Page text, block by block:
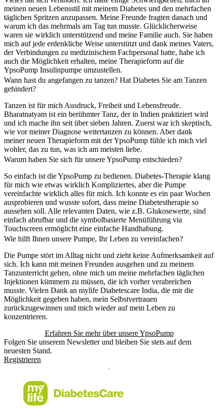
meinen neuen Lebensstil mit meinem Diabetes und den mehrfachen
täglichen Spritzen anzupassen. Meine Freunde fragten danach und
warum ich das mehrmals am Tag tun musste. Glücklicherweise
waren sie wirklich unterstützend und meine Familie auch. Sie haben
mich auf jede erdenkliche Weise unterstützt und dank meines Vaters,
der Verbindungen zu medizinischem Fachpersonal hatte, habe ich
auch die Möglichkeit erhalten, meine Therapieform auf die
YpsoPump Insulinpumpe umzustellen.
Wann hast du angefangen zu tanzen? Hat Diabetes Sie am Tanzen
gehindert?
Tanzen ist für mich Ausdruck, Freiheit und Lebensfreude.
Bharatnatyam ist ein berühmter Tanz, der in Indien praktiziert wird
und ich mache ihn seit über sieben Jahren. Zuerst war ich skeptisch,
wie vor meiner Diagnose weitertanzen zu können. Aber dank
meiner neuen Therapieform mit der YpsoPump fühle ich mich viel
wohler, das zu tun, was ich am meisten liebe.
Warum haben Sie sich für unsere YpsoPump entschieden?
So einfach ist die YpsoPump zu bedienen. Diabetes-Therapie klang
für mich wie etwas wirklich Kompliziertes, aber die Pumpe
vereinfachte wirklich alles für mich. Ich konnte es ein paar Wochen
ausprobieren und wusste sofort, dass meine Diabetestherapie so
aussehen soll. Alle relevanten Daten, wie z.B. Glukosewerte, sind
einfach abrufbar und die symbolbasierte Menüführung via
Touchscreen ermöglicht eine einfache Handhabung.
Wie hilft Ihnen unsere Pumpe, Ihr Leben zu vereinfachen?
Die Pumpe stört im Alltag nicht und zieht keine Aufmerksamkeit auf
sich. Ich kann mit meinen Freunden ausgehen und zu meinem
Tanzunterricht gehen, ohne mich um meine mehrfachen täglichen
Injektionen kümmern zu müssen, die ich vorher verabreichen
musste. Vielen Dank an mylife Diabetescare India, die mir die
Möglichkeit gegeben haben, mein Selbstvertrauen
zurückzugewinnen und mich wieder auf mein Leben zu
konzentrieren.
Erfahren Sie mehr über unsere YpsoPump
Folgen Sie unserem Newsletter und bleiben Sie stets auf dem
neuesten Stand.
Registrieren